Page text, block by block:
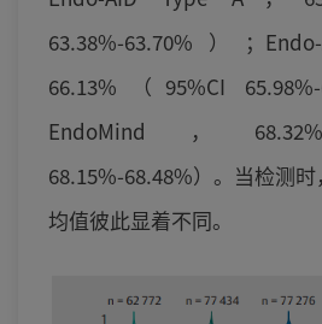
63.38%-63.70%）；
66.13%（95%CI
EndoMind，
68.15%-68.48%）。当检测
均值彼此显着不同。